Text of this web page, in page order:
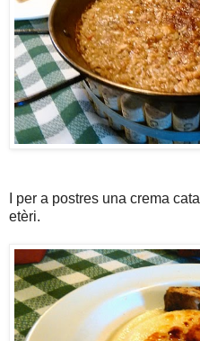
I per a postres una crema
etèri.